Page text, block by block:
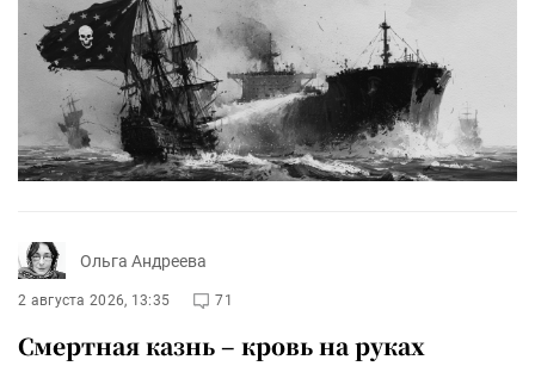
Ольга Андреева
2 августа 2026, 13:35 71
Смертная казнь – кровь на руках